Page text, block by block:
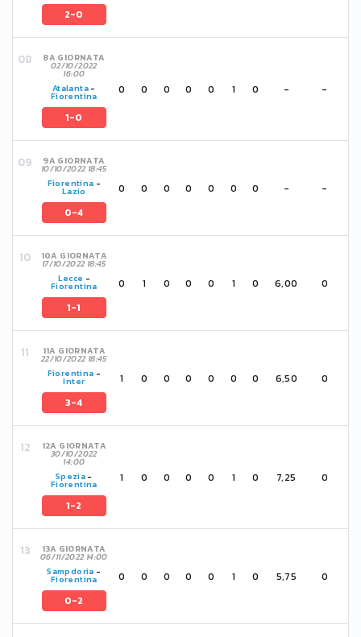
2-0
8A GIORNATA
02/10/2022
16:00
Atalanta-
Fiorentina
1-0
0 0 0 0 0 1 0 - -
9A GIORNATA
10/10/2022 18:45
Fiorentina -
Lazio
0-4
0 0 0 0 0 0 0 - -
10A GIORNATA
17/10/2022 18:45
Lecce -
Fiorentina
1-1
0 1 0 0 0 1 0 6,00 0
11A GIORNATA
22/10/2022 18:45
Fiorentina -
Inter
3-4
1 0 0 0 0 0 0 6,50 0
12A GIORNATA
30/10/2022
14:00
Spezia -
Fiorentina
1-2
1 0 0 0 0 1 0 7,25 0
13A GIORNATA
06/11/2022 14:00
Sampdoria -
Fiorentina
0-2
0 0 0 0 0 1 0 5,75 0